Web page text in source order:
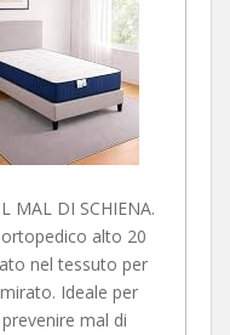
MAL DI SCHIENA.
alto 20
nel tessuto per
Ideale per
mal di